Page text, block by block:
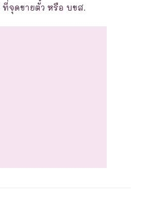
ที่จุดขายตั๋ว หรือ บขส.